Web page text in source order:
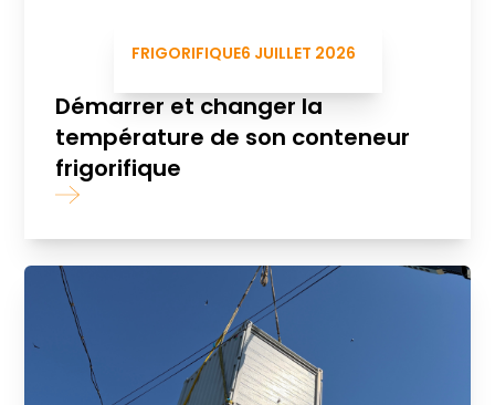
FRIGORIFIQUE6 JUILLET 2026
Démarrer et changer la
température de son conteneur
frigorifique